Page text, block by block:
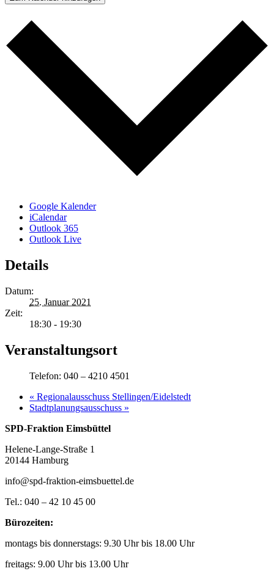
Google Kalender
iCalendar
Outlook 365
Outlook Live
Details
Datum:
25. Januar 2021
Zeit:
18:30 - 19:30
Veranstaltungsort
Telefon: 040 – 4210 4501
« Regionalausschuss Stellingen/Eidelstedt
Stadtplanungsausschuss »
SPD-Fraktion Eimsbüttel
Helene-Lange-Straße 1
20144 Hamburg
info@spd-fraktion-eimsbuettel.de
Tel.: 040 – 42 10 45 00
Bürozeiten:
montags bis donnerstags: 9.30 Uhr bis 18.00 Uhr
freitags: 9.00 Uhr bis 13.00 Uhr